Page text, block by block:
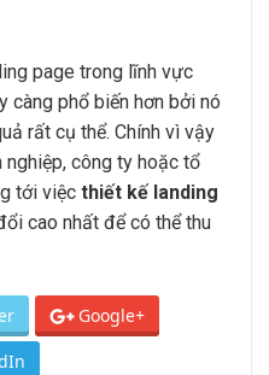
page trong lĩnh vực
càng phổ biến hơn bởi nó
rất cụ thể. Chính vì vậy
nghiệp, công ty hoặc tổ
tới việc thiết kế landing
cao nhất để có thể thu
Google+